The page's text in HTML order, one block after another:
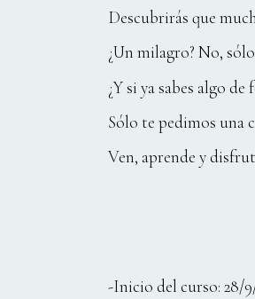
Descubrirás que
¿Un milagro? No,
¿Y si ya sabes algo
Sólo te pedimos una
Ven, aprende y
-Inicio del curso: 28/